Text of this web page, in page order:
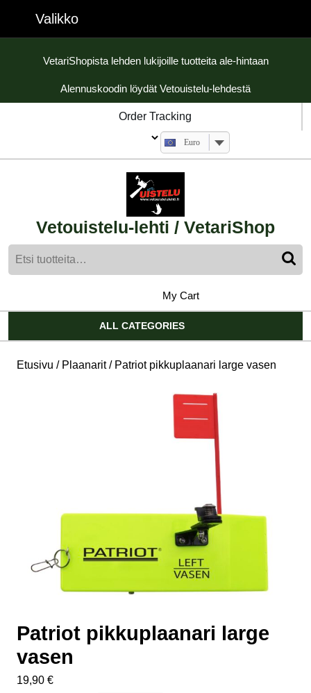
content
ValikkoValikko
VetariShopista lehden lukijoille tuotteita ale-hintaan
Alennuskoodin löydät Vetouistelu-lehdestä
Order Tracking
Euro
Vetouistelu-lehti / VetariShop
Account
My Cartshopping
cart
ALL CATEGORIES
Etusivu / Plaanarit/ Patriot pikkuplaanari large vasen
Patriot pikkuplaanari large
vasen
19,90 €